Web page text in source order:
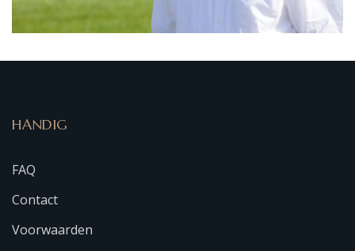
HANDIG
FAQ
Contact
Voorwaarden